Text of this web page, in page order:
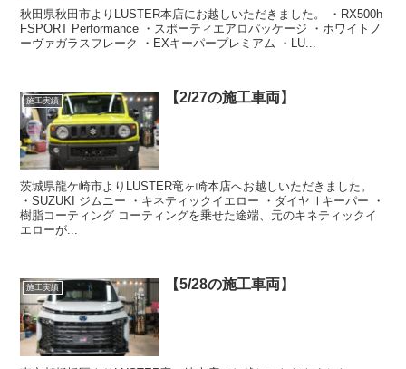
秋田県秋田市よりLUSTER本店にお越しいただきました。 ・RX500h
FSPORT Performance ・スポーティエアロパッケージ ・ホワイトノ
ーヴァガラスフレーク ・EXキーパープレミアム ・LU...
施工実績 【2/27の施工車両】
茨城県龍ケ崎市よりLUSTER竜ヶ崎本店へお越しいただきました。
・SUZUKI ジムニー ・キネティックイエロー ・ダイヤⅡキーパー ・
樹脂コーティング コーティングを乗せた途端、元のキネティックイ
エローが...
施工実績 【5/28の施工車両】